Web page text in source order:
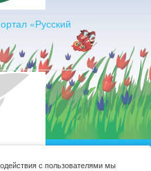
«Русский
с пользователями мы